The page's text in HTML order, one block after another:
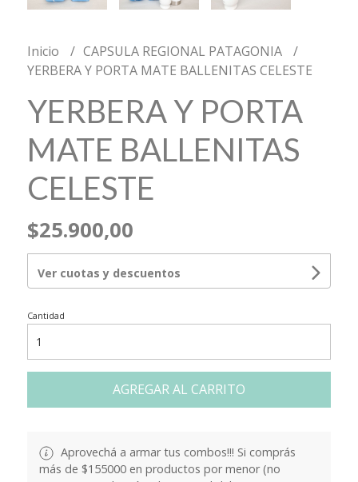
Inicio
CAPSULA REGIONAL PATAGONIA
YERBERA Y PORTA MATE BALLENITAS CELESTE
YERBERA Y PORTA
MATE BALLENITAS
CELESTE
$25.900,00
Ver cuotas y descuentos
Cantidad
AGREGAR AL CARRITO
Aprovechá a armar tus combos!!! Si comprás
más de $155000 en productos por menor (no